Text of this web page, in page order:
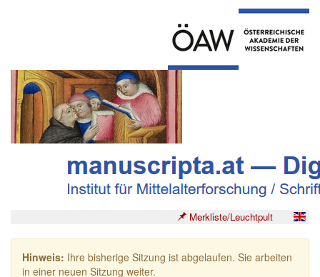
Merkliste/Leuchtpult
Hinweis: Ihre bisherige Sitzung ist abgelaufen. Sie arbeiten
in einer neuen Sitzung weiter.